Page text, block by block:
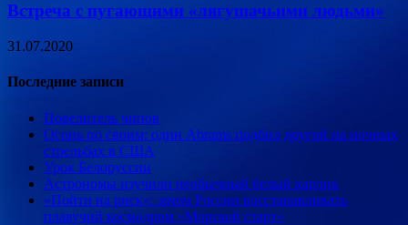
Встреча с пугающими «лягушачьими людьми»
31.07.2020
Последние записи
Повелитель чипов
Огонь по своим: один Abrams подбил другой на ночных
стрельбах в США
Урок Белоруссии
Астрономы изучили необычный белый карлик
«Пойти на риск»: зачем России восстанавливать
плавучий космодром «Морской старт»